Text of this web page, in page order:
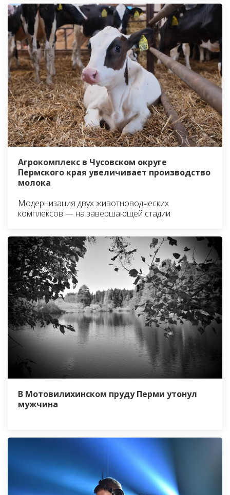
Агрокомплекс в Чусовском округе
Пермского края увеличивает производство
молока
Модернизация двух животноводческих
комплексов — на завершающей стадии
В Мотовилихинском пруду Перми утонул
мужчина